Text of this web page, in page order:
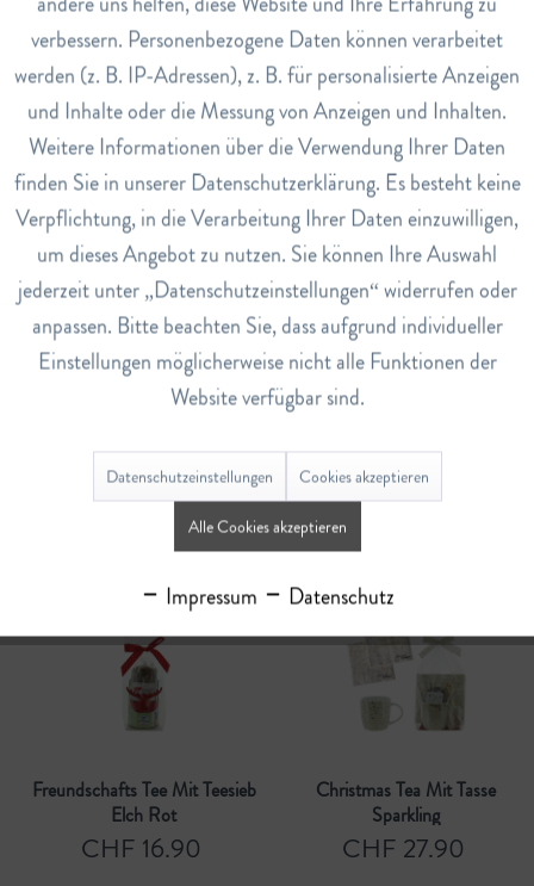
Tasse Milea Mit Sieb
CHF 21.90
In den Warenkorb
Teefilter Mit Lasche
Kompostierbar
CHF 5.80
In den Warenkorb
CHF 35.00
Warenkorb
Tea For One Scandic Fox Mila
CHF 39.00
Freundschafts Tee Mit Teesieb
Elch Rot
CHF 16.90
Christmas Tea Mit Tasse
Sparkling
CHF 27.90
Marketing Inaktiv
Tracking Inaktiv
Service Inaktiv
verbessern. Personenbezogene Daten können verarbeitet
werden (z. B. IP-Adressen), z. B. für personalisierte Anzeigen
und Inhalte oder die Messung von Anzeigen und Inhalten.
Weitere Informationen über die Verwendung Ihrer Daten
finden Sie in unserer Datenschutzerklärung. Es besteht keine
Verpflichtung, in die Verarbeitung Ihrer Daten einzuwilligen,
um dieses Angebot zu nutzen. Sie können Ihre Auswahl
jederzeit unter „Datenschutzeinstellungen“ widerrufen oder
anpassen. Bitte beachten Sie, dass aufgrund individueller
Einstellungen möglicherweise nicht alle Funktionen der
Website verfügbar sind.
Datenschutzeinstellungen Cookies akzeptieren
Alle Cookies akzeptieren
Impressum Datenschutz